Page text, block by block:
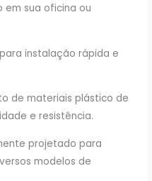
em sua oficina ou
instalação rápida e
de materiais plástico de
e resistência.
projetado para
modelos de